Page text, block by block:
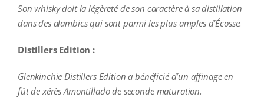
Son whisky doit la légèreté de son caractère à sa distillation
dans des alambics qui sont parmi les plus amples d’Écosse.
Distillers Edition :
Glenkinchie Distillers Edition a bénéficié d’un affinage en
fût de xérès Amontillado de seconde maturation.